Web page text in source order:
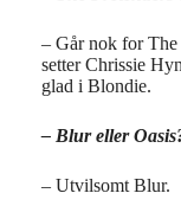
– Går nok for The
setter Chrissie
glad i Blondie.
– Blur eller
– Utvilsomt Blur.